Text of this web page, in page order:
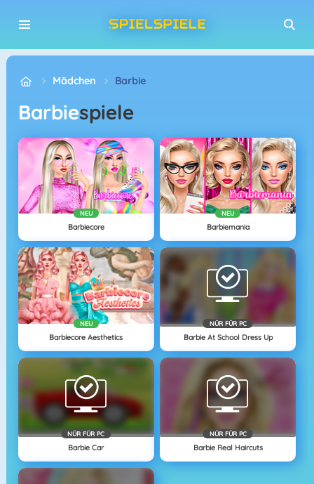
Mädchen Barbie
Barbiespiele
NEU
Barbiecore
NEU
Barbiemania
NEU
Barbiecore Aesthetics
NÜR FÜR PC
Barbie At School Dress Up
NÜR FÜR PC
Barbie Car
NÜR FÜR PC
Barbie Real Haircuts